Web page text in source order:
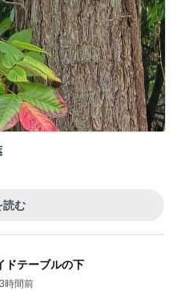
読む
ドテーブルの下
時間前